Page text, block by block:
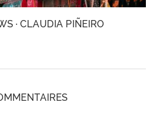
· CLAUDIA PIÑEIRO